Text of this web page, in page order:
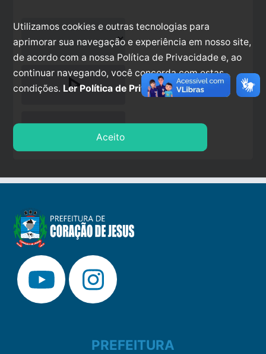
play_arrow
stop
PREFEITURA
Utilizamos cookies e outras tecnologias para
aprimorar sua navegação e experiência em nosso site,
de acordo com a nossa Política de Privacidade e, ao
continuar navegando, você concorda com estas
condições. Ler Política de Privacidade.
Aceito